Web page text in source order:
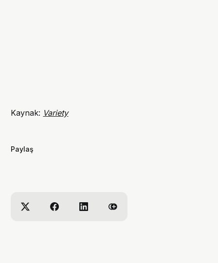
Kaynak: Variety
Paylaş